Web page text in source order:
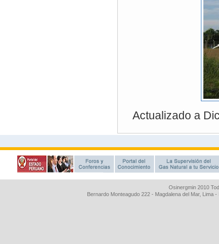
Osinergmin 2010
Bernardo Monteagudo 222 - Magdalena del Mar, Lima